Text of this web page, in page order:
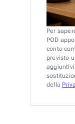
Per
POD
conto
previsto
della